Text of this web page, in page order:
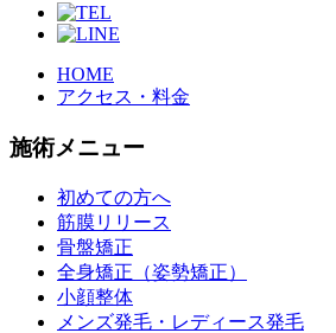
HOME
アクセス・料金
施術メニュー
初めての方へ
筋膜リリース
骨盤矯正
全身矯正（姿勢矯正）
小顔整体
メンズ発毛・レディース発毛